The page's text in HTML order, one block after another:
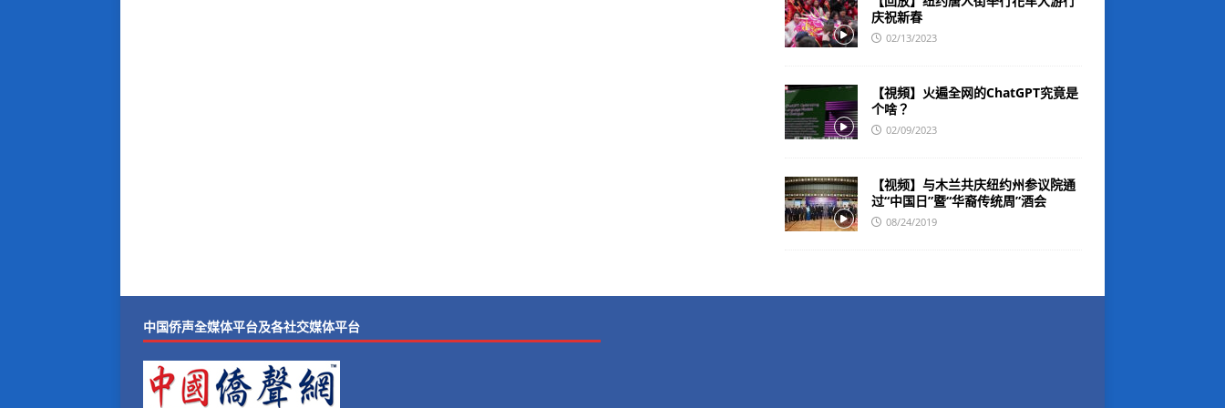
庆祝新春
02/13/2023
【視頻】火遍全网的ChatGPT究竟是
个啥？
02/09/2023
【视频】与木兰共庆纽约州参议院通
过“中国日”暨“华裔传统周”酒会
08/24/2019
中国侨声全媒体平台及各社交媒体平台